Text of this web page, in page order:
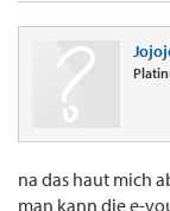
na das haut mich
man kann die e-